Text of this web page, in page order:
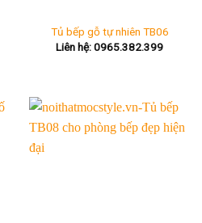
Tủ bếp gỗ tự nhiên TB06
Liên hệ: 0965.382.399